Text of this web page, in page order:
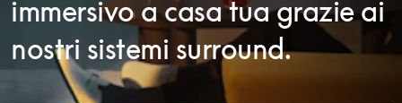
immersivo a casa tua grazie ai
nostri sistemi surround.